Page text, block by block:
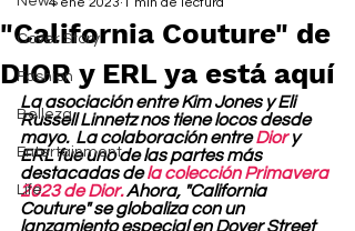
Cover Story
Fashion
Belleza
Entertainment
Life
"California Couture" de
DIOR y ERL ya está aquí
La asociación entre Kim Jones y Eli
Russell Linnetz nos tiene locos desde
mayo.  La colaboración entre Dior y
ERL fue uno de las partes más
destacadas de la colección Primavera
2023 de Dior. Ahora, "California
Couture" se globaliza con un
lanzamiento especial en Dover Street